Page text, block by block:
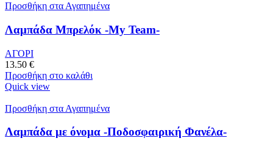
Προσθήκη στα Αγαπημένα
Λαμπάδα Μπρελόκ -My Team-
ΑΓΟΡΙ
13.50 €
Προσθήκη στο καλάθι
Quick view
Προσθήκη στα Αγαπημένα
Λαμπάδα με όνομα -Ποδοσφαιρική Φανέλα-